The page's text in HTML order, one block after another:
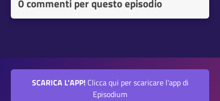
0 commenti per questo episodio
SCARICA L'APP!Clicca qui per scaricare l'app di
Episodium